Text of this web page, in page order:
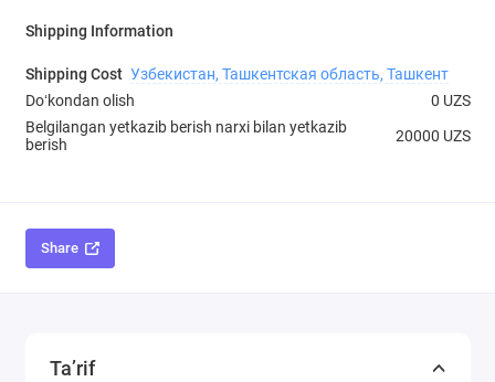
Shipping Information
Shipping Cost Узбекистан, Ташкентская область, Ташкент
Doʻkondan olish
0 UZS
Belgilangan yetkazib berish narxi bilan yetkazib
berish
20000 UZS
Share
Ta’rif